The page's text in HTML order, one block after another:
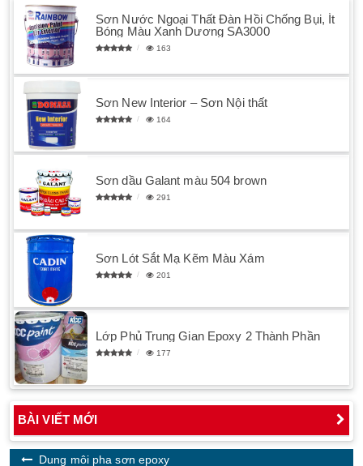
Sơn Nước Ngoại Thất Đàn Hồi Chống Bụi, Ít
Bóng Màu Xanh Dương SA3000
163
Sơn New Interior – Sơn Nội thất
164
Sơn dầu Galant màu 504 brown
291
Sơn Lót Sắt Mạ Kẽm Màu Xám
201
Lớp Phủ Trung Gian Epoxy 2 Thành Phần
177
BÀI VIẾT MỚI
Dung môi pha sơn epoxy